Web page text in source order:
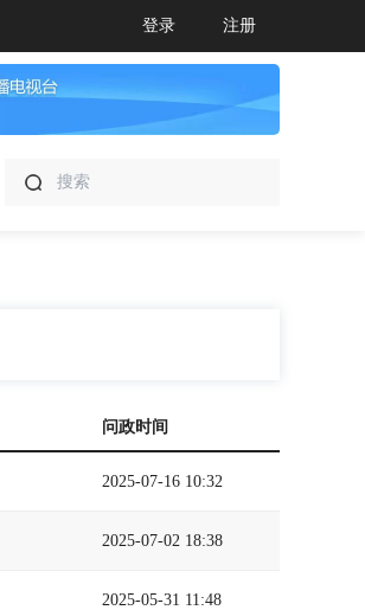
登录 注册
问政时间
2025-07-16 10:32
2025-07-02 18:38
2025-05-31 11:48